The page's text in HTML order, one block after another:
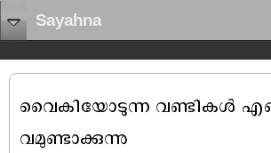
Sayahna
വൈകിയോടുന്ന വണ്ടികൾ
വമുണ്ടാക്കുന്നു